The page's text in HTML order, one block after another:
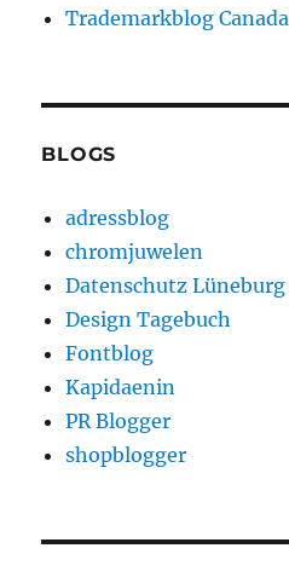
Trademarkblog Canada
BLOGS
adressblog
chromjuwelen
Datenschutz Lüneburg
Design Tagebuch
Fontblog
Kapidaenin
PR Blogger
shopblogger